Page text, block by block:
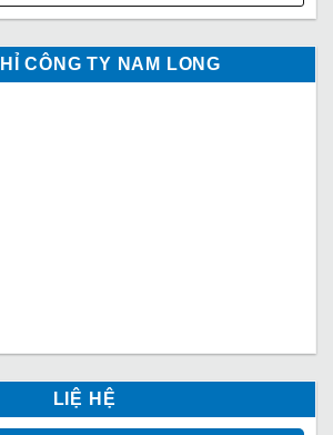
CÔNG TY NAM LONG
LIỆ HỆ